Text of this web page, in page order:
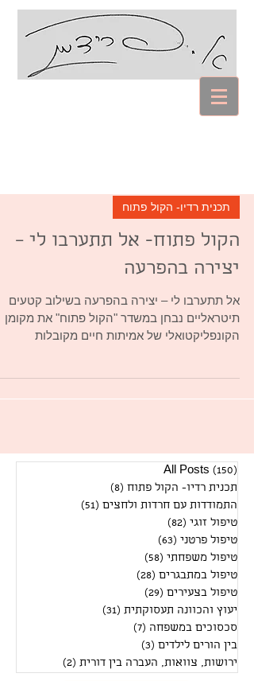
תכנית רדיו- הקול פתוח
הקול פתוח- אל תתערבו לי –
יצירה בהפרעה
אל תתערבו לי – יצירה בהפרעה בשילוב קטעים
תיטראליים נבחן במשדר "הקול פתוח" את מקומן
הקונפליקטואלי של אמיתות חיים מקובלות
All Posts (150)
תכנית רדיו- הקול פתוח (8)
התמודדות עם חרדות ולחצים (51)
טיפול זוגי (82)
טיפול פרטני (63)
טיפול משפחתי (58)
טיפול במתבגרים (28)
טיפול בצעירים (29)
יעוץ והכוונה תעסוקתית (31)
סכסוכים במשפחה (7)
בין הורים לילדים (3)
ירושות, צוואות, העברה בין דורית (2)